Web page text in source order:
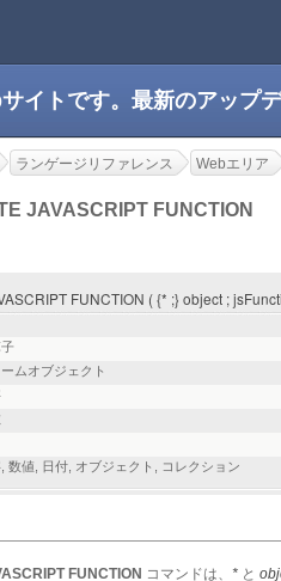
イトです。最新のアッ
ランゲージリファレンス Webエリア
JAVASCRIPT FUNCTION
FUNCTION ( {* ;} object ;
ムオブジェクト
数値 日付 オブジェクト コレクション
FUNCTION コマンドは、 * と